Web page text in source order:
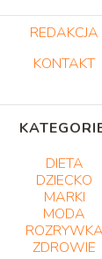
REDAKCJA
KONTAKT
DIETA
DZIECKO
MARKI
MODA
ROZRYWKA
ZDROWIE